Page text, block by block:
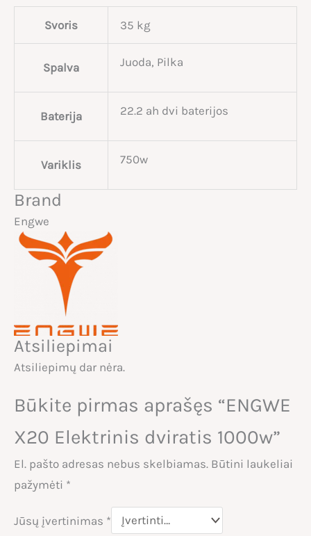
Svoris 35 kg
Spalva Juoda, Pilka
Baterija 22.2 ah dvi baterijos
Variklis 750w
Brand
Engwe
Atsiliepimai
Atsiliepimų dar nėra.
Būkite pirmas aprašęs “ENGWE
X20 Elektrinis dviratis 1000w”
El. pašto adresas nebus skelbiamas. Būtini laukeliai
pažymėti *
Jūsų įvertinimas *